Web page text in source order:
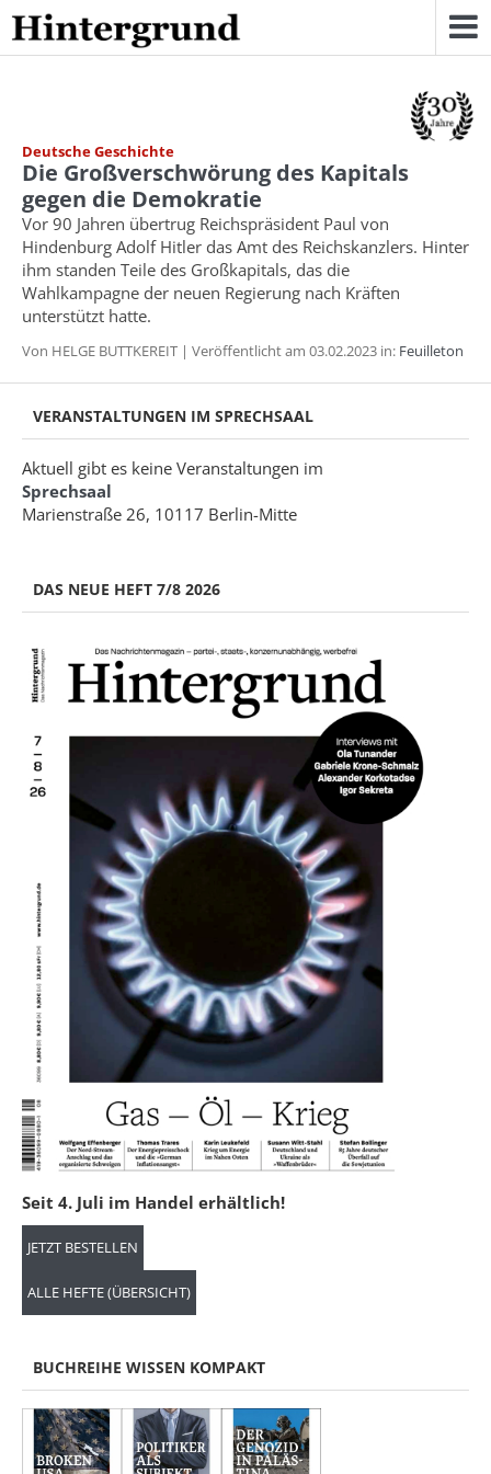
Skip
to
content
Deutsche Geschichte
Die Großverschwörung des Kapitals
gegen die Demokratie
Vor 90 Jahren übertrug Reichspräsident Paul von
Hindenburg Adolf Hitler das Amt des Reichskanzlers. Hinter
ihm standen Teile des Großkapitals, das die
Wahlkampagne der neuen Regierung nach Kräften
unterstützt hatte.
Von HELGE BUTTKEREIT | Veröffentlicht am 03.02.2023 in: Feuilleton
VERANSTALTUNGEN IM SPRECHSAAL
Aktuell gibt es keine Veranstaltungen im
Sprechsaal
Marienstraße 26, 10117 Berlin-Mitte
DAS NEUE HEFT 7/8 2026
Seit 4. Juli im Handel erhältlich!
JETZT BESTELLEN
ALLE HEFTE (ÜBERSICHT)
BUCHREIHE WISSEN KOMPAKT